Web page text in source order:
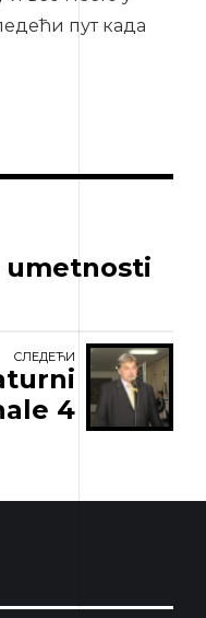
пут када
umetnosti
СЛЕДЕЋИ
4